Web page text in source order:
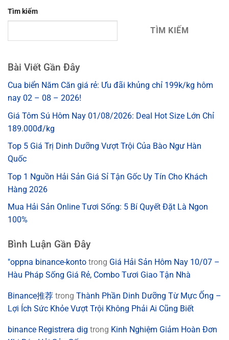
Tìm kiếm
TÌM KIẾM
Bài Viết Gần Đây
Cua biển Năm Căn giá rẻ: Ưu đãi khủng chỉ 199k/kg hôm
nay 02 – 08 – 2026!
Giá Tôm Sú Hôm Nay 01/08/2026: Deal Hot Size Lớn Chỉ
189.000đ/kg
Top 5 Giá Trị Dinh Dưỡng Vượt Trội Của Bào Ngư Hàn
Quốc
Top 1 Nguồn Hải Sản Giá Sỉ Tận Gốc Uy Tín Cho Khách
Hàng 2026
Mua Hải Sản Online Tươi Sống: 5 Bí Quyết Đặt Là Ngon
100%
Bình Luận Gần Đây
"oppna binance-konto trong Giá Hải Sản Hôm Nay 10/07 –
Hàu Pháp Sống Giá Rẻ, Combo Tươi Giao Tận Nhà
Binance推荐 trong Thành Phần Dinh Dưỡng Từ Mực Ống –
Lợi Ích Sức Khỏe Vượt Trội Không Phải Ai Cũng Biết
binance Registrera dig trong Kinh Nghiệm Giảm Hoàn Đơn